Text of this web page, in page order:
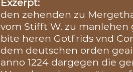
Exzerpt:
den zehenden zu
vom Stifft W. zu manlehen
bite heren Gotfrids vnd
dem deutschen orden
anno 1224 dargegen die